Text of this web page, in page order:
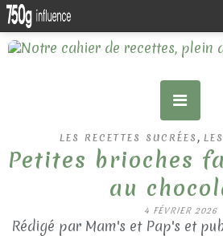
LES RECETTES SUCRÉES ,
Petites brioches
au
4 FÉVRIER 2026
Rédigé par Mam's et Pap's et